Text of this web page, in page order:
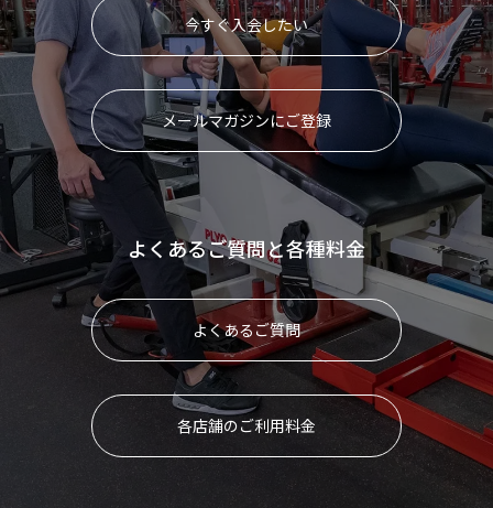
今すぐ入会したい
メールマガジンにご登録
よくあるご質問と各種料金
よくあるご質問
各店舗のご利用料金